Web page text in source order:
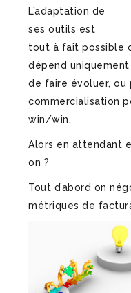
L’adaptation de
ses outils est
tout à fait possible
dépend
de faire évoluer, ou
commercialisation
win/win.
Alors en attendant
on ?
Tout d’abord on
métriques de